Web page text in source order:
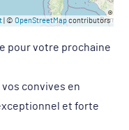
| © OpenStreetMapcontributors
pour votre prochaine
convives en
et forte